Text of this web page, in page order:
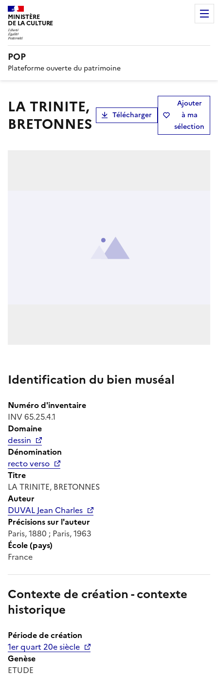
MINISTÈRE
DE LA CULTURE
POP
Plateforme ouverte du patrimoine
LA TRINITE,
BRETONNES
Télécharger
Ajouter
à ma
sélection
Identification du bien muséal
Numéro d'inventaire
INV 65.25.4.1
Domaine
dessin
Dénomination
recto verso
Titre
LA TRINITE, BRETONNES
Auteur
DUVAL Jean Charles
Précisions sur l'auteur
Paris, 1880 ; Paris, 1963
École (pays)
France
Contexte de création - contexte
historique
Période de création
1er quart 20e siècle
Genèse
ETUDE